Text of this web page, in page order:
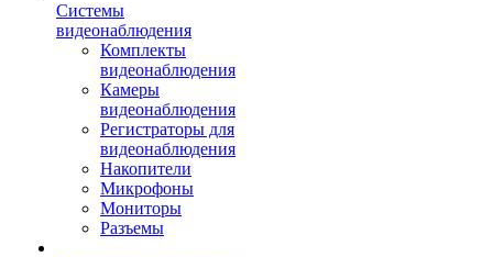
Системы
видеонаблюдения
Комплекты
видеонаблюдения
Камеры
видеонаблюдения
Регистраторы для
видеонаблюдения
Накопители
Микрофоны
Мониторы
Разъемы